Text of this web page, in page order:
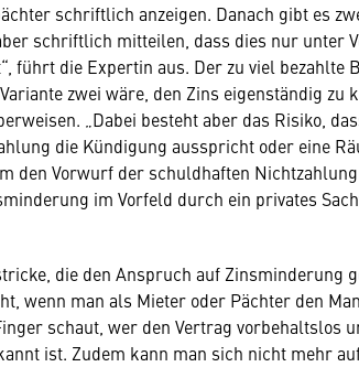
schriftlich anzeigen. Danach gibt es
schriftlich mitteilen, dass dies nur unter
führt die Expertin aus. Der zu viel bezahlte
zwei wäre, den Zins eigenständig zu
„Dabei besteht aber das Risiko,
die Kündigung ausspricht oder eine
den Vorwurf der schuldhaften
im Vorfeld durch ein privates
die den Anspruch auf Zinsminderung
wenn man als Mieter oder Pächter den
schaut, wer den Vertrag vorbehaltslos
ist. Zudem kann man sich nicht mehr